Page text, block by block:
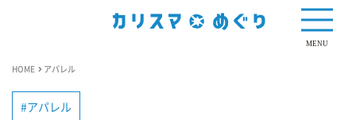
MENU
HOME アパレル
アパレル